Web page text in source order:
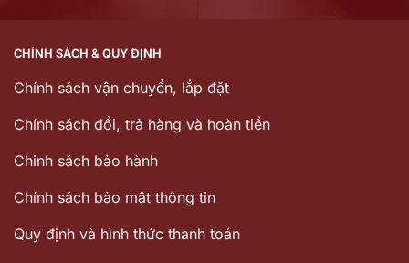
CHÍNH SÁCH & QUY ĐỊNH
Chính sách vận chuyển, lắp đặt
Chính sách đổi, trả hàng và hoàn tiền
Chinh sách bảo hành
Chính sách bảo mật thông tin
Quy định và hình thức thanh toán